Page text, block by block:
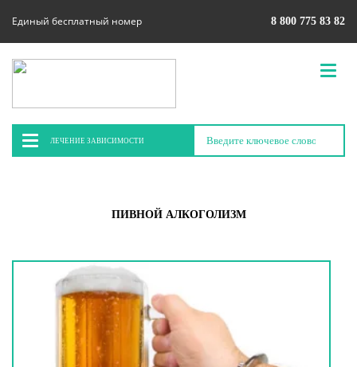
Единый бесплатный номер 8 800 775 83 82
ЛЕЧЕНИЕ ЗАВИСИМОСТИ
ПИВНОЙ АЛКОГОЛИЗМ